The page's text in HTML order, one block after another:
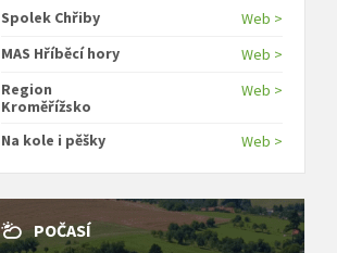
Spolek Chřiby
Web >
MAS Hříběcí hory
Web >
Region
Kroměřížsko
Web >
Na kole i pěšky Web >
POČASÍ